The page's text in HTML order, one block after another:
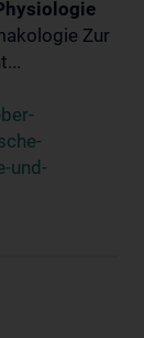
Zur
und-